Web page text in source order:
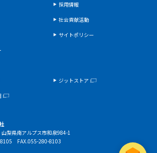
採用情報
社会貢献活動
サイトポリシー
ジットストア
梨県南アルプス市和泉984-1
FAX.055-280-8103